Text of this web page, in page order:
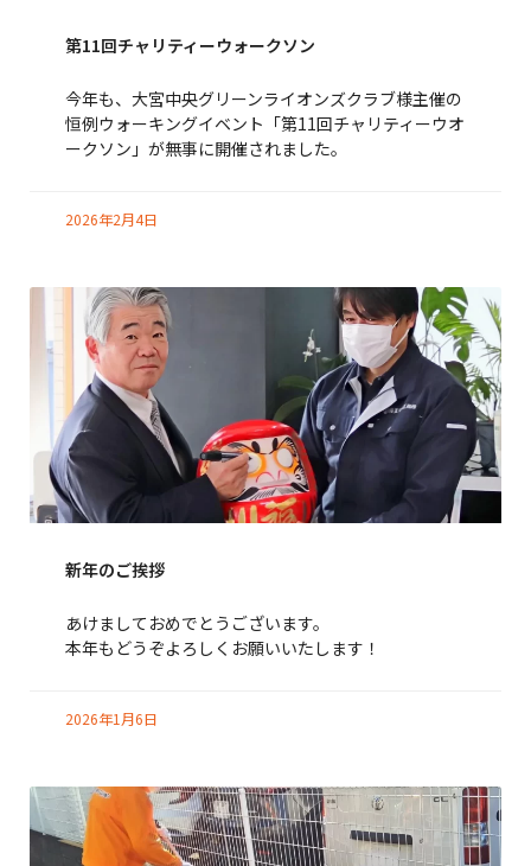
第11回チャリティーウォークソン
今年も、大宮中央グリーンライオンズクラブ様主催の
恒例ウォーキングイベント「第11回チャリティーウオ
ークソン」が無事に開催されました。
2026年2月4日
新年のご挨拶
あけましておめでとうございます。
本年もどうぞよろしくお願いいたします！
2026年1月6日